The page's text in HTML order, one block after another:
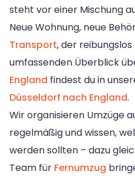
steht vor einer Mischung
Neue Wohnung, neue
Transport, der reibungslos
umfassenden Überblick
England findest du in
Düsseldorf nach England.
Wir organisieren Umzüge
regelmäßig und wissen,
werden sollten – dazu
Team für Fernumzug